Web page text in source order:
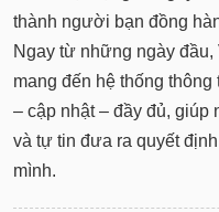
thành người bạn đồng
Ngay từ những ngày
mang đến hệ thống
– cập nhật – đầy đủ, giúp
và tự tin đưa ra quyết
mình.